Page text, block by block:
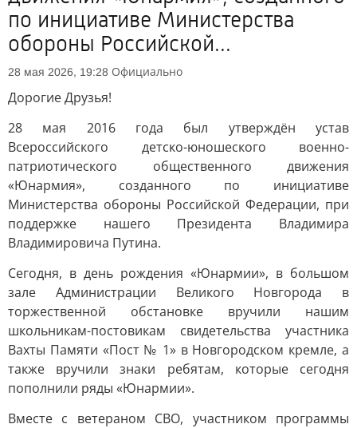
по инициативе Министерства
обороны Российской...
28 мая 2026, 19:28 Официально
Дорогие Друзья!
28 мая 2016 года был утверждён устав
Всероссийского детско-юношеского военно-
патриотического общественного движения
«Юнармия», созданного по инициативе
Министерства обороны Российской Федерации, при
поддержке нашего Президента Владимира
Владимировича Путина.
Сегодня, в день рождения «Юнармии», в большом
зале Администрации Великого Новгорода в
торжественной обстановке вручили нашим
школьникам-постовикам свидетельства участника
Вахты Памяти «Пост № 1» в Новгородском кремле, а
также вручили знаки ребятам, которые сегодня
пополнили ряды «Юнармии».
Вместе с ветераном СВО, участником программы